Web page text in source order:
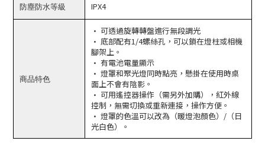
防塵防水等級 IPX4
商品特色
· 可透過旋轉轉盤進行無段調光
· 底部配有1/4螺絲孔，可以鎖在燈柱或相機
腳架上。
· 有電池電量顯示
· 燈罩和聚光燈同時點亮，懸掛在使用時桌
面上不會有陰影。
· 可用遙控器操作（需另外加購），紅外線
控制，無需切換或重新連接，操作方便。
· 燈罩的色溫可以改為（暖燈泡顏色）/（日
光白色）。